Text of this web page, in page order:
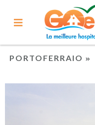
PORTOFERRAIO